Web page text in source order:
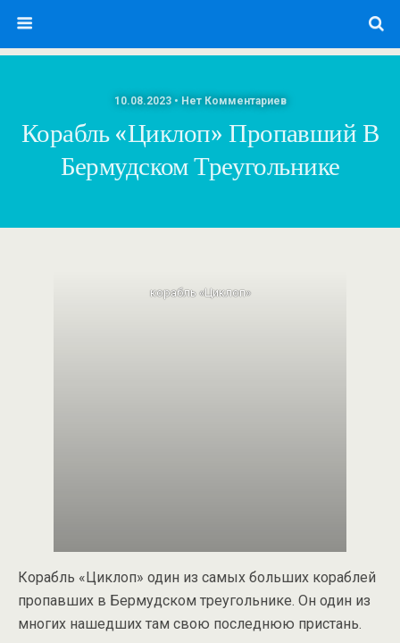
10.08.2023 • Нет Комментариев
Корабль «Циклоп» Пропавший В
Бермудском Треугольнике
корабль «Циклоп»
Корабль «Циклоп» один из самых больших кораблей
пропавших в Бермудском треугольнике. Он один из
многих нашедших там свою последнюю пристань.